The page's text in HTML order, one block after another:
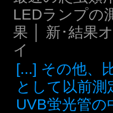
LEDランプの
果 │ 新･結果
イ
[...] その他、
として以前測
UVB蛍光管の